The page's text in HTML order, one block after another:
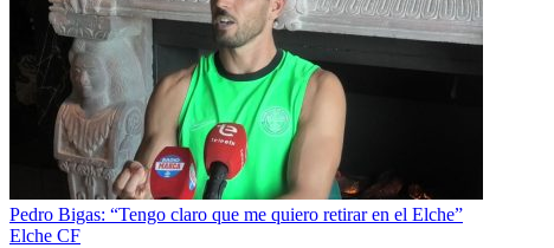
Pedro Bigas: “Tengo claro que me quiero retirar en el Elche”
Elche CF